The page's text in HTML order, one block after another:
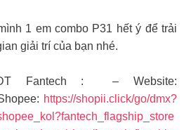
1 em combo P31 hết ý để trải
giải trí của bạn nhé.
Fantech : – Website:
https://shopii.click/go/dmx?